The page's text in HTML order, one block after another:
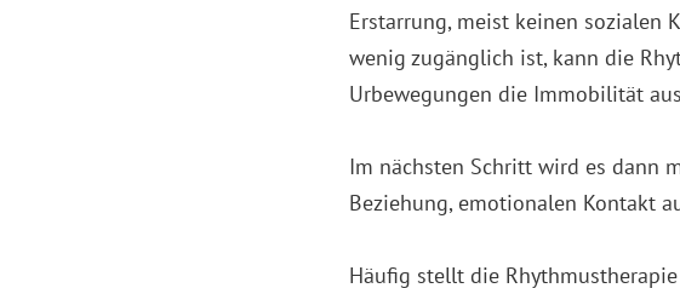
Erstarrung, meist keinen sozialen
wenig zugänglich ist, kann die
Urbewegungen die Immobilität
Im nächsten Schritt wird es dann
Beziehung, emotionalen Kontakt
Häufig stellt die